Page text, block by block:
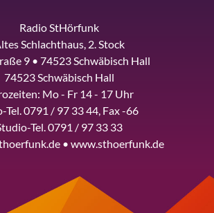
Radio StHörfunk
Schlachthaus, 2. Stock
9 • 74523 Schwäbisch Hall
74523 Schwäbisch Hall
Mo - Fr 14 - 17 Uhr
Tel. 0791 / 97 33 44, Fax -66
Tel. 0791 / 97 33 33
• www.sthoerfunk.de